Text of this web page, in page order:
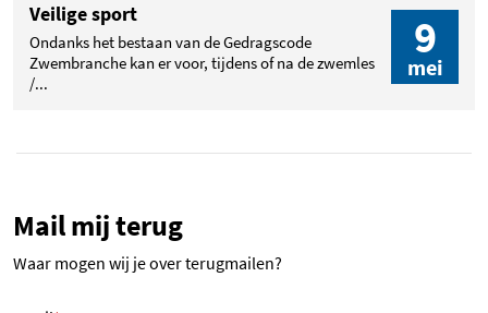
Veilige sport
Ondanks het bestaan van de Gedragscode
Zwembranche kan er voor, tijdens of na de zwemles
/...
9
mei
Mail mij terug
Waar mogen wij je over terugmailen?